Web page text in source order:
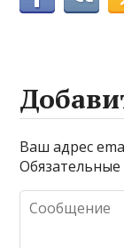
Ваш адрес